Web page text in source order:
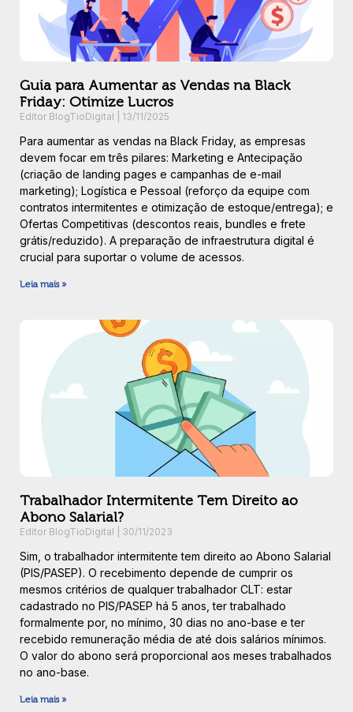
Guia para Aumentar as Vendas na Black
Friday: Otimize Lucros
Editor BlogTioDigital 13/11/2025
Para aumentar as vendas na Black Friday, as empresas
devem focar em três pilares: Marketing e Antecipação
(criação de landing pages e campanhas de e-mail
marketing); Logística e Pessoal (reforço da equipe com
contratos intermitentes e otimização de estoque/entrega); e
Ofertas Competitivas (descontos reais, bundles e frete
grátis/reduzido). A preparação de infraestrutura digital é
crucial para suportar o volume de acessos.
Leia mais »
Trabalhador Intermitente Tem Direito ao
Abono Salarial?
Editor BlogTioDigital 30/11/2023
Sim, o trabalhador intermitente tem direito ao Abono Salarial
(PIS/PASEP). O recebimento depende de cumprir os
mesmos critérios de qualquer trabalhador CLT: estar
cadastrado no PIS/PASEP há 5 anos, ter trabalhado
formalmente por, no mínimo, 30 dias no ano-base e ter
recebido remuneração média de até dois salários mínimos.
O valor do abono será proporcional aos meses trabalhados
no ano-base.
Leia mais »